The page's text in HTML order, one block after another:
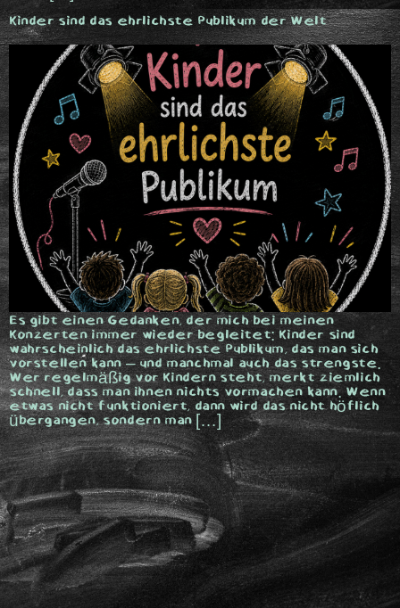
Kinder sind das ehrlichste Publikum der Welt
Es gibt einen Gedanken, der mich bei meinen
Konzerten immer wieder begleitet: Kinder sind
wahrscheinlich das ehrlichste Publikum, das man sich
vorstellen kann – und manchmal auch das strengste.
Wer regelmäßig vor Kindern steht, merkt ziemlich
schnell, dass man ihnen nichts vormachen kann. Wenn
etwas nicht funktioniert, dann wird das nicht höflich
übergangen, sondern man […]